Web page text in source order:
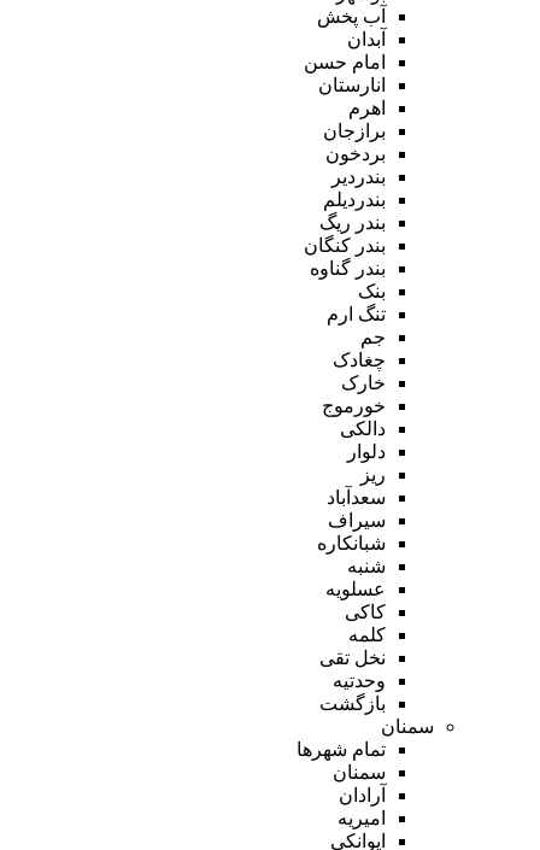
آب پخش
آبدان
امام حسن
انارستان
اهرم
برازجان
بردخون
بندردیر
بندردیلم
بندر ریگ
بندر کنگان
بندر گناوه
بنک
تنگ ارم
جم
چغادک
خارک
خورموج
دالکی
دلوار
ریز
سعدآباد
سیراف
شبانکاره
شنبه
عسلویه
کاکی
کلمه
نخل تقی
وحدتیه
بازگشت
سمنان
تمام شهر‌ها
سمنان
آرادان
امیریه
ایوانکی